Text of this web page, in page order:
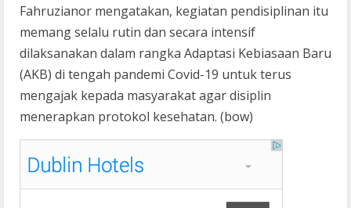
Fahruzianor mengatakan, kegiatan pendisiplinan itu
memang selalu rutin dan secara intensif
dilaksanakan dalam rangka Adaptasi Kebiasaan Baru
(AKB) di tengah pandemi Covid-19 untuk terus
mengajak kepada masyarakat agar disiplin
menerapkan protokol kesehatan. (bow)